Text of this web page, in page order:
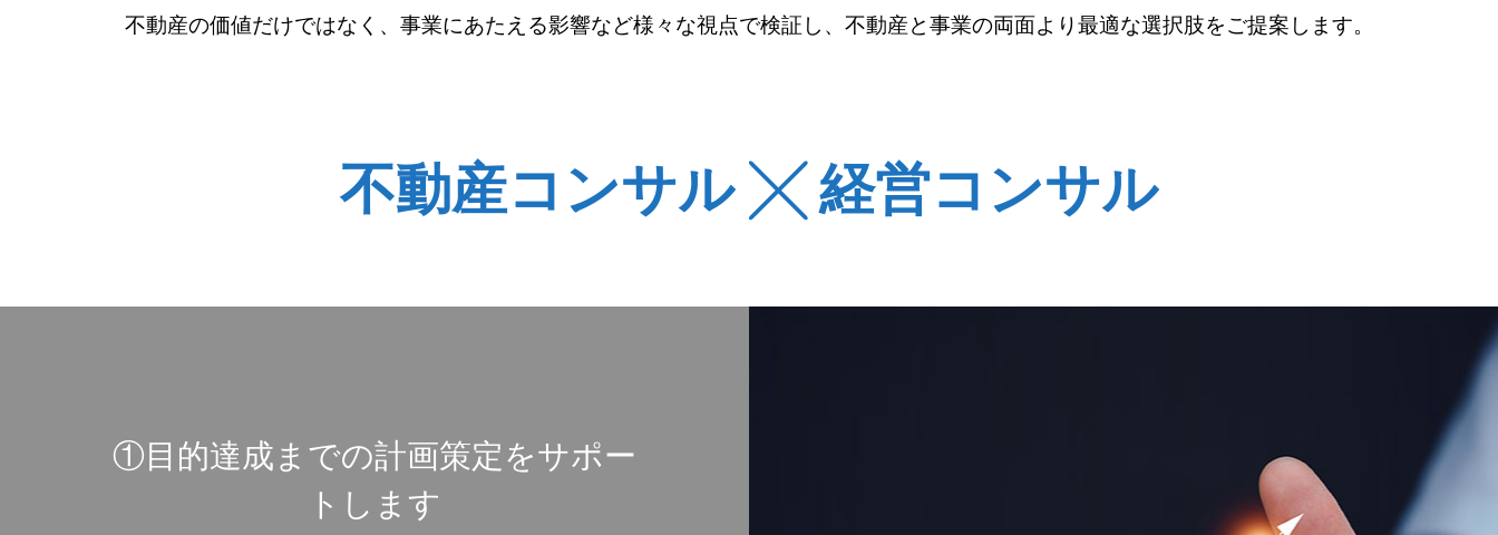
不動産の価値だけではなく、事業にあたえる影響など様々な視点で検証し、不動産と事業の両面より最適な選択肢をご提案します。
不動産コンサル ╳ 経営コンサル
①目的達成までの計画策定をサポー
トします